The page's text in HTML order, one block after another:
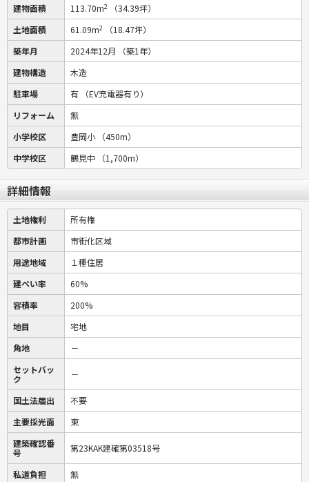
建物面積
113.70m2
（34.39坪）
土地面積
61.09m2
（18.47坪）
築年月
2024年12月
（築1年）
建物構造
木造
駐車場
有
（EV充電器有り）
リフォーム
無
小学校区
豊岡小
（450m）
中学校区
鶴見中 （1,700m）
詳細情報
土地権利
所有権
都市計画
市街化区域
用途地域
１種住居
建ぺい率
60%
容積率
200%
地目
宅地
角地
－
セットバッ
ク
－
国土法届出
不要
主要採光面
東
建築確認番
号
第23KAK建確第03518号
私道負担 無